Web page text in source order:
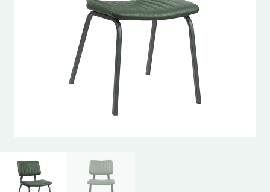
Online